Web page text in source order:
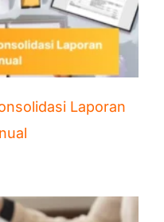
Laporan